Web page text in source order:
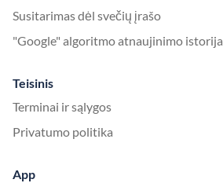
Susitarimas dėl svečių įrašo
"Google" algoritmo atnaujinimo istorija
Teisinis
Terminai ir sąlygos
Privatumo politika
App